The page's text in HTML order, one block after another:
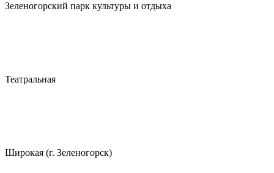
Зеленогорский парк культуры и отдыха
Театральная
Широкая (г. Зеленогорск)